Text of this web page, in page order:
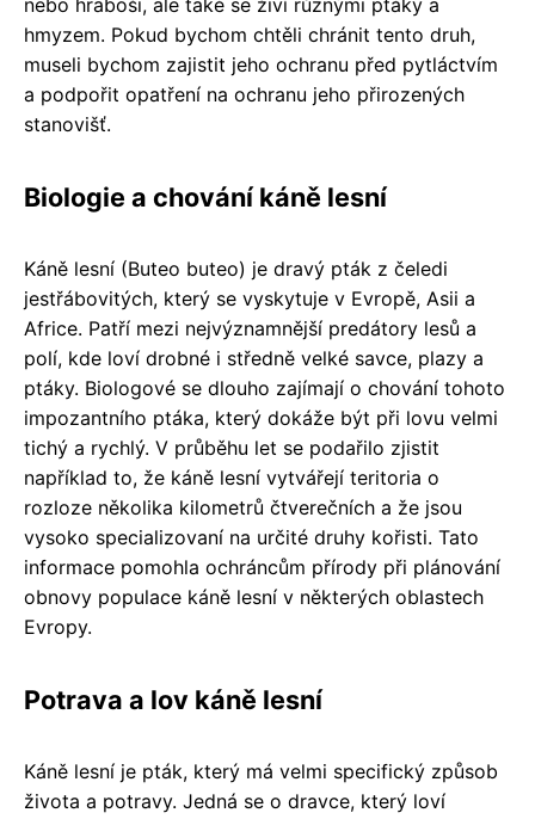
nebo hraboši, ale také se živí různými ptáky a
hmyzem. Pokud bychom chtěli chránit tento druh,
museli bychom zajistit jeho ochranu před pytláctvím
a podpořit opatření na ochranu jeho přirozených
stanovišť.
Biologie a chování káně lesní
Káně lesní (Buteo buteo) je dravý pták z čeledi
jestřábovitých, který se vyskytuje v Evropě, Asii a
Africe. Patří mezi nejvýznamnější predátory lesů a
polí, kde loví drobné i středně velké savce, plazy a
ptáky. Biologové se dlouho zajímají o chování tohoto
impozantního ptáka, který dokáže být při lovu velmi
tichý a rychlý. V průběhu let se podařilo zjistit
například to, že káně lesní vytvářejí teritoria o
rozloze několika kilometrů čtverečních a že jsou
vysoko specializovaní na určité druhy kořisti. Tato
informace pomohla ochráncům přírody při plánování
obnovy populace káně lesní v některých oblastech
Evropy.
Potrava a lov káně lesní
Káně lesní je pták, který má velmi specifický způsob
života a potravy. Jedná se o dravce, který loví